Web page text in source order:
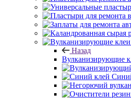
Назад
Вулканизирующие